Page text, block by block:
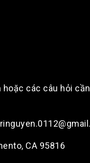
các câu hỏi
CA 95816